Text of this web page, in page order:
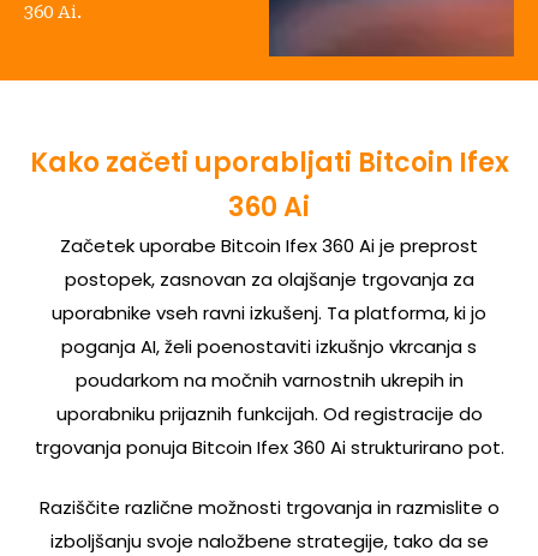
360 Ai.
Kako začeti uporabljati Bitcoin Ifex
360 Ai
Začetek uporabe Bitcoin Ifex 360 Ai je preprost
postopek, zasnovan za olajšanje trgovanja za
uporabnike vseh ravni izkušenj. Ta platforma, ki jo
poganja AI, želi poenostaviti izkušnjo vkrcanja s
poudarkom na močnih varnostnih ukrepih in
uporabniku prijaznih funkcijah. Od registracije do
trgovanja ponuja Bitcoin Ifex 360 Ai strukturirano pot.
Raziščite različne možnosti trgovanja in razmislite o
izboljšanju svoje naložbene strategije, tako da se